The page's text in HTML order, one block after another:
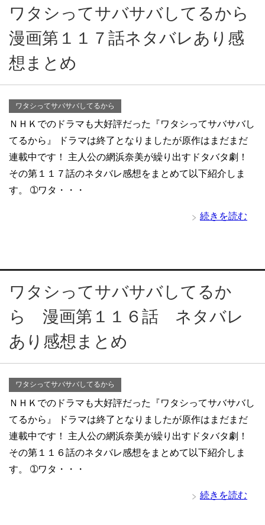
ワタシってサバサバしてるから
漫画第１１７話ネタバレあり感
想まとめ
ワタシってサバサバしてるから
ＮＨＫでのドラマも大好評だった『ワタシってサバサバし
てるから』 ドラマは終了となりましたが原作はまだまだ
連載中です！ 主人公の網浜奈美が繰り出すドタバタ劇！
その第１１７話のネタバレ感想をまとめて以下紹介しま
す。 ➀ワタ・・・
続きを読む
ワタシってサバサバしてるか
ら 漫画第１１６話 ネタバレ
あり感想まとめ
ワタシってサバサバしてるから
ＮＨＫでのドラマも大好評だった『ワタシってサバサバし
てるから』 ドラマは終了となりましたが原作はまだまだ
連載中です！ 主人公の網浜奈美が繰り出すドタバタ劇！
その第１１６話のネタバレ感想をまとめて以下紹介しま
す。 ➀ワタ・・・
続きを読む